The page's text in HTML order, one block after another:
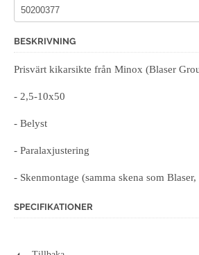
BESKRIVNING
Prisvärt kikarsikte från Minox (Blaser
- 2,5-10x50
- Belyst
- Paralaxjustering
- Skenmontage (samma skena som
SPECIFIKATIONER